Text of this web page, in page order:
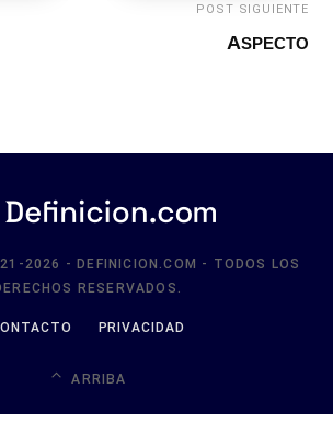
POST SIGUIENTE
ASPECTO
2026 - DEFINICION.COM - TODOS LOS
RESERVADOS.
PRIVACIDAD
ARRIBA